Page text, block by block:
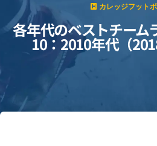
カレッジフット
各年代のベストチーム
10：2010年代（